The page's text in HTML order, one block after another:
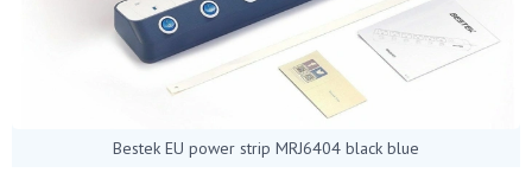
Bestek EU power strip MRJ6404 black blue